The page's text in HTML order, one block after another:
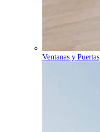
Ventanas y Puertas